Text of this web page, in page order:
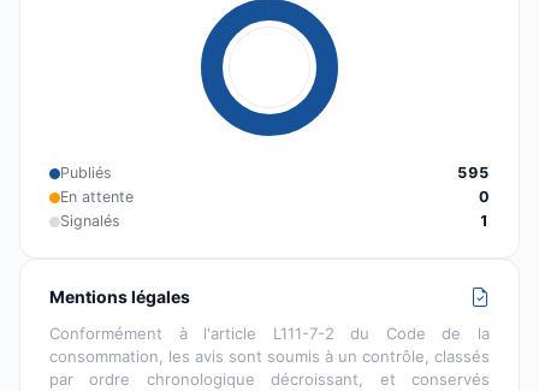
Publiés
595
En attente
0
Signalés
1
Mentions légales
Conformément à l'article L111-7-2 du Code de la
consommation, les avis sont soumis à un contrôle, classés
par ordre chronologique décroissant, et conservés